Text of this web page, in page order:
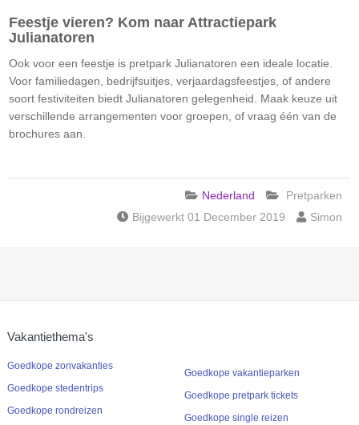
Feestje vieren? Kom naar Attractiepark
Julianatoren
Ook voor een feestje is pretpark Julianatoren een ideale locatie.
Voor familiedagen, bedrijfsuitjes, verjaardagsfeestjes, of andere
soort festiviteiten biedt Julianatoren gelegenheid. Maak keuze uit
verschillende arrangementen voor groepen, of vraag één van de
brochures aan.
Nederland
Pretparken
Bijgewerkt 01 December 2019
Simon
Vakantiethema's
Goedkope zonvakanties
Goedkope stedentrips
Goedkope rondreizen
Goedkope vakantieparken
Goedkope pretpark tickets
Goedkope single reizen